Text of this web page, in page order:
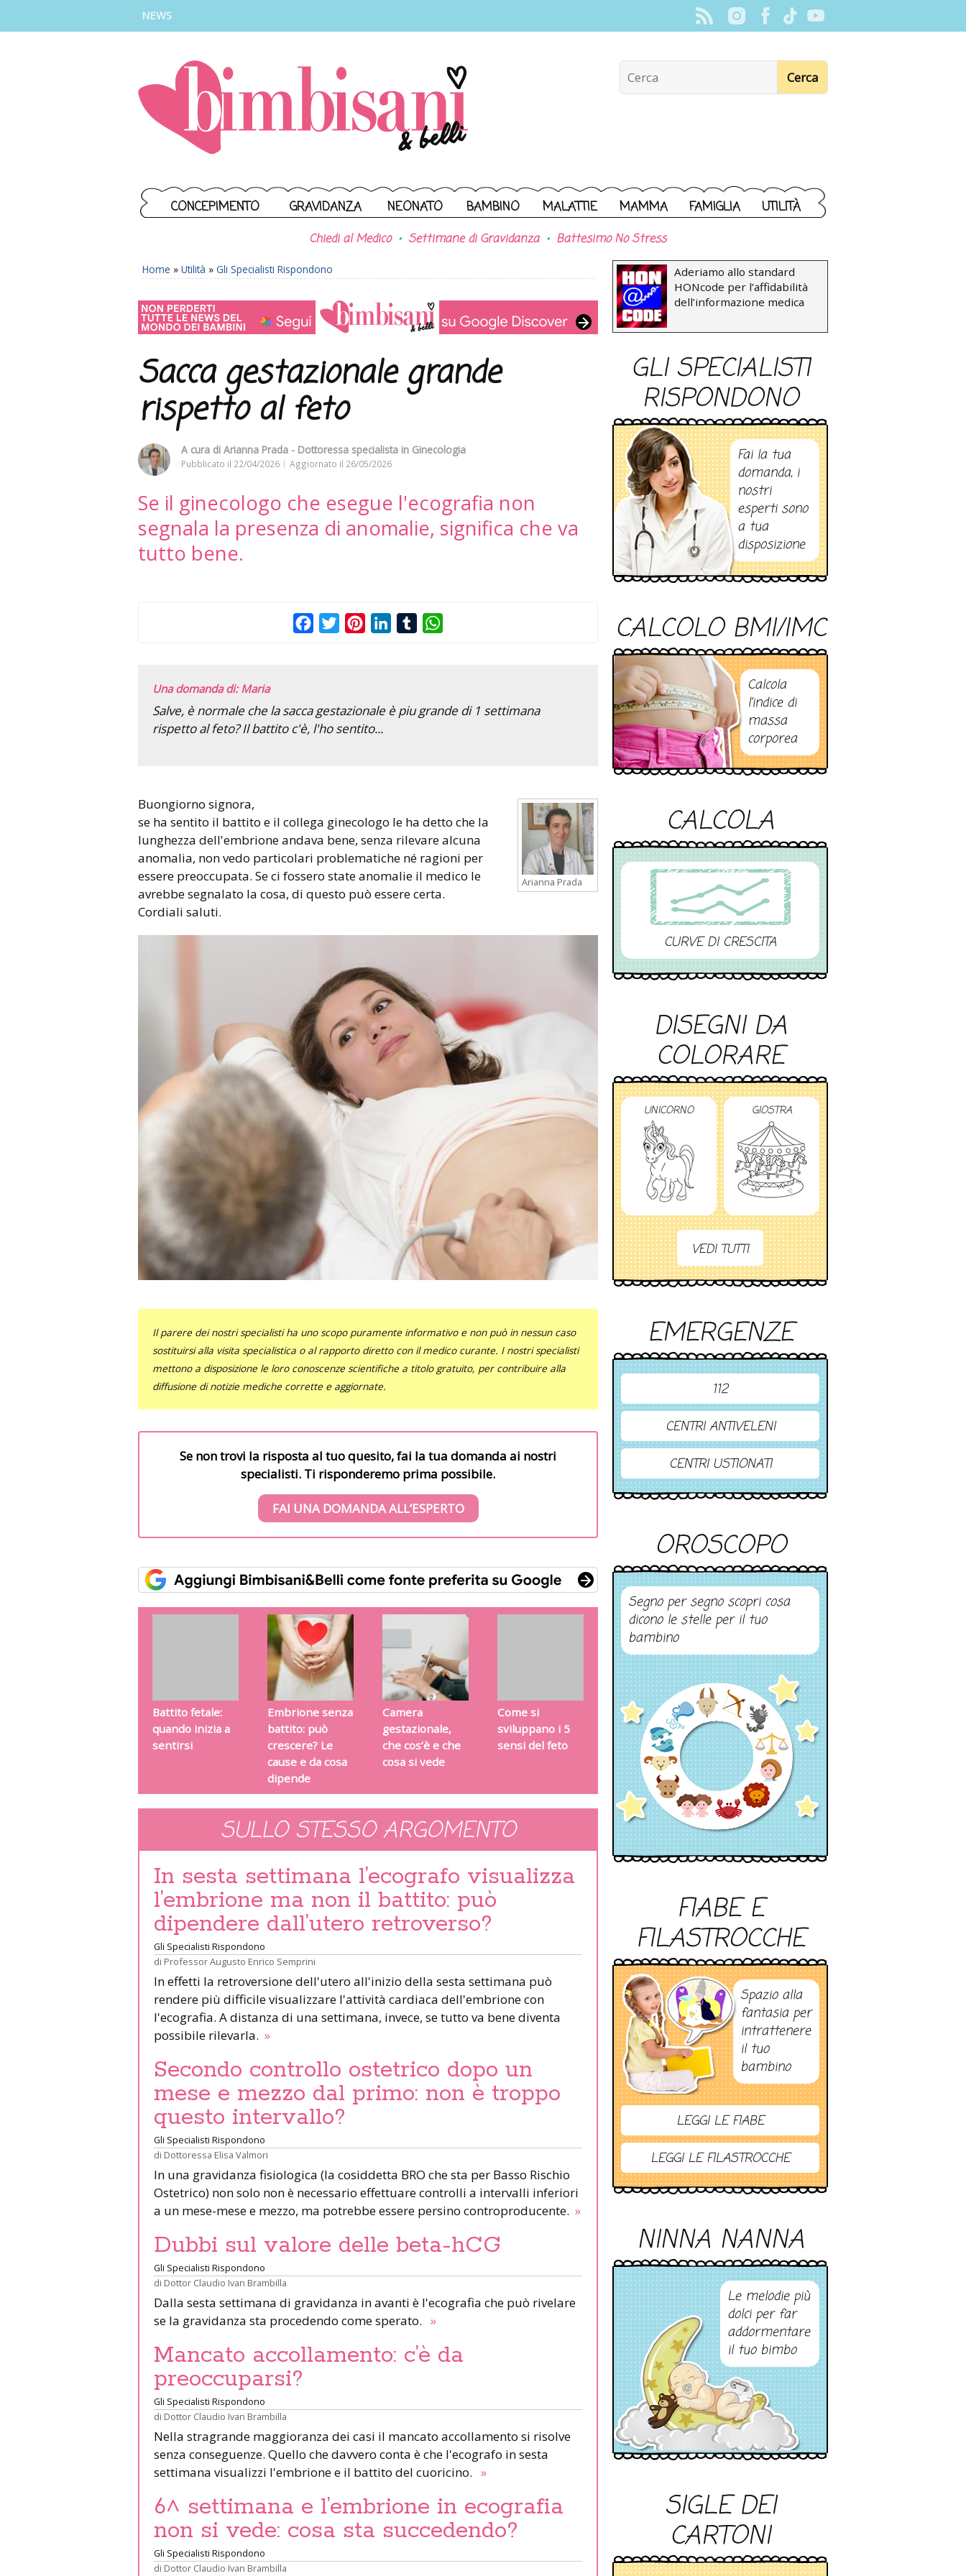
NEWS
CONCEPIMENTO GRAVIDANZA NEONATO BAMBINO MALATTIE MAMMA FAMIGLIA UTILITÀ
Chiedi al Medico Settimane di Gravidanza Battesimo No Stress
Home » Utilità » Gli Specialisti Rispondono
Sacca gestazionale grande
rispetto al feto
A cura di Arianna Prada - Dottoressa specialista in Ginecologia
Pubblicato il 22/04/2026 Aggiornato il 26/05/2026
Se il ginecologo che esegue l'ecografia non
segnala la presenza di anomalie, significa che va
tutto bene.
FacebookTwitterPinterestLinkedInTumblr
Una domanda di: Maria
Salve, è normale che la sacca gestazionale è piu grande di 1 settimana
rispetto al feto? Il battito c'è, l'ho sentito...
Arianna Prada
Buongiorno signora,
se ha sentito il battito e il collega ginecologo le ha detto che la
lunghezza dell'embrione andava bene, senza rilevare alcuna
anomalia, non vedo particolari problematiche né ragioni per
essere preoccupata. Se ci fossero state anomalie il medico le
avrebbe segnalato la cosa, di questo può essere certa.
Cordiali saluti.
Il parere dei nostri specialisti ha uno scopo puramente informativo e non può in nessun caso
sostituirsi alla visita specialistica o al rapporto diretto con il medico curante. I nostri specialisti
mettono a disposizione le loro conoscenze scientifiche a titolo gratuito, per contribuire alla
diffusione di notizie mediche corrette e aggiornate.
Se non trovi la risposta al tuo quesito, fai la tua domanda ai nostri
specialisti. Ti risponderemo prima possibile.
FAI UNA DOMANDA ALL’ESPERTO
Battito fetale:
quando inizia a
sentirsi
Embrione senza
battito: può
crescere? Le
cause e da cosa
dipende
Camera
gestazionale,
che cos’è e che
cosa si vede
Come si
sviluppano i 5
sensi del feto
SULLO STESSO ARGOMENTO
In sesta settimana l’ecografo visualizza
l’embrione ma non il battito: può
dipendere dall’utero retroverso?
Gli Specialisti Rispondono
di Professor Augusto Enrico Semprini
In effetti la retroversione dell'utero all'inizio della sesta settimana può
rendere più difficile visualizzare l'attività cardiaca dell'embrione con
l'ecografia. A distanza di una settimana, invece, se tutto va bene diventa
possibile rilevarla. »
Secondo controllo ostetrico dopo un
mese e mezzo dal primo: non è troppo
questo intervallo?
Gli Specialisti Rispondono
di Dottoressa Elisa Valmori
In una gravidanza fisiologica (la cosiddetta BRO che sta per Basso Rischio
Ostetrico) non solo non è necessario effettuare controlli a intervalli inferiori
a un mese-mese e mezzo, ma potrebbe essere persino controproducente. »
Dubbi sul valore delle beta-hCG
Gli Specialisti Rispondono
di Dottor Claudio Ivan Brambilla
Dalla sesta settimana di gravidanza in avanti è l'ecografia che può rivelare
se la gravidanza sta procedendo come sperato. »
Mancato accollamento: c’è da
preoccuparsi?
Gli Specialisti Rispondono
di Dottor Claudio Ivan Brambilla
Nella stragrande maggioranza dei casi il mancato accollamento si risolve
senza conseguenze. Quello che davvero conta è che l'ecografo in sesta
settimana visualizzi l'embrione e il battito del cuoricino. »
6^ settimana e l’embrione in ecografia
non si vede: cosa sta succedendo?
Gli Specialisti Rispondono
di Dottor Claudio Ivan Brambilla
Aderiamo allo standard
HONcode per l’affidabilità
dell’informazione medica
GLI SPECIALISTI
RISPONDONO
Fai la tua
domanda, i
nostri
esperti sono
a tua
disposizione
CALCOLO BMI/IMC
Calcola
l’indice di
massa
corporea
CALCOLA
CURVE DI CRESCITA
DISEGNI DA
COLORARE
UNICORNO GIOSTRA
VEDI TUTTI
EMERGENZE
112
CENTRI ANTIVELENI
CENTRI USTIONATI
OROSCOPO
Segno per segno scopri cosa
dicono le stelle per il tuo
bambino
FIABE E
FILASTROCCHE
Spazio alla
fantasia per
intrattenere
il tuo
bambino
LEGGI LE FIABE
LEGGI LE FILASTROCCHE
NINNA NANNA
Le melodie più
dolci per far
addormentare
il tuo bimbo
SIGLE DEI
CARTONI